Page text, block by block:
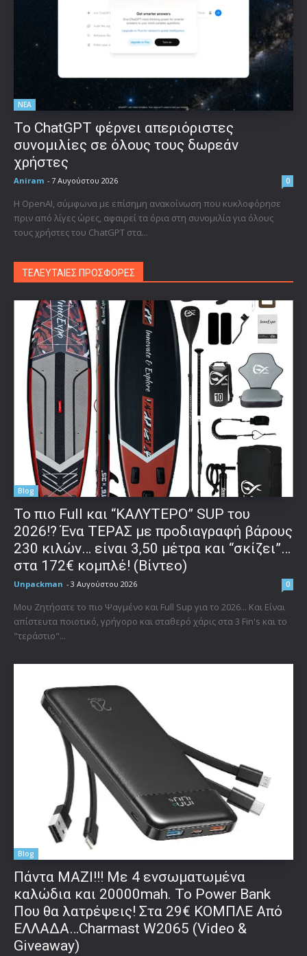
ΝΕΑ
Το ChatGPT φέρνει απεριόριστες
συνομιλίες σε όλους τους δωρεάν
χρήστες
Aniram - 7 Αυγούστου 2026 0
Η OpenAI, σύμφωνα με επίσημη ανακοίνωση που κυκλοφόρησε
πριν από λίγες ώρες, αφαιρεί τα όρια στη συνομιλία για όλους
τους χρήστες του ChatGPT στα...
ΤΕΛΕΥΤΑΙΕΣ ΠΡΟΣΦΟΡΕΣ
Blog
To πιο Full και “ΚΑΛΥΤΕΡΟ” SUP του
2026!? Ένα ΤΕΡΑΣ με προδιαγραφή βάρους
230 κιλών… είναι 3,50 μέτρα και “σκίζει”…
στα 172€ κομπλέ! (Βίντεο)
Unpackman - 3 Αυγούστου 2026 0
Μου Ζητήσατε το πιο Ψαγμένο και Full Sup για το 2026... Και Είναι
απίστευτα ποιοτικό, γρήγορο και σταθερό χάρις στα 3 Fin's και το
"τεράστιο"...
Blog
Πάντα ΜΑΖΙ!!! Με 4 ενσωματωμένα
καλώδια και 20000mah. Το Power Bank
Που θα λατρέψεις! Στα 29€ ΚΟΜΠΛΕ Από
ΕΛΛΑΔΑ…Charmast W2065 (Video &
Giveaway)